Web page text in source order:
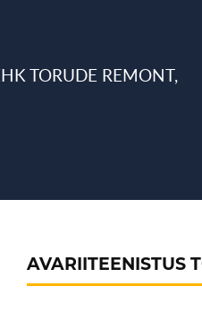
TORUDE REMONT,
AVARIITEENISTUS